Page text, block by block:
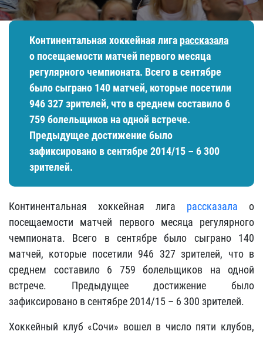
Континентальная хоккейная лига рассказала
о посещаемости матчей первого месяца
регулярного чемпионата. Всего в сентябре
было сыграно 140 матчей, которые посетили
946 327 зрителей, что в среднем составило 6
759 болельщиков на одной встрече.
Предыдущее достижение было
зафиксировано в сентябре 2014/15 – 6 300
зрителей.
Континентальная хоккейная лига рассказала о
посещаемости матчей первого месяца регулярного
чемпионата. Всего в сентябре было сыграно 140
матчей, которые посетили 946 327 зрителей, что в
среднем составило 6 759 болельщиков на одной
встрече. Предыдущее достижение было
зафиксировано в сентябре 2014/15 – 6 300 зрителей.
Хоккейный клуб «Сочи» вошел в число пяти клубов,